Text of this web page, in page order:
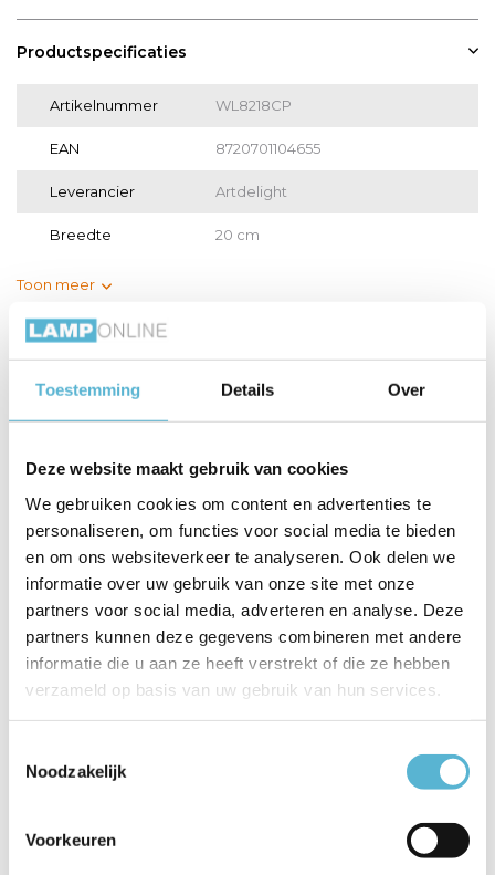
Toestemming Details Over
Deze website maakt gebruik van cookies
We gebruiken cookies om content en advertenties te
personaliseren, om functies voor social media te bieden
en om ons websiteverkeer te analyseren. Ook delen we
informatie over uw gebruik van onze site met onze
partners voor social media, adverteren en analyse. Deze
partners kunnen deze gegevens combineren met andere
informatie die u aan ze heeft verstrekt of die ze hebben
verzameld op basis van uw gebruik van hun services.
Noodzakelijk
Voorkeuren
Productspecificaties
Artikelnummer WL8218CP
EAN 8720701104655
Leverancier Artdelight
Breedte 20 cm
Toon meer
Vergelijk Delen
Gerelateerde artikelen:
LED G9 lamp 4
Watt DIM
€13,95
€9,95
LED G9 lamp 4.5
Watt 3...
€13,95
LED G9 lamp 3
Watt 3 s...
€8,95
Reviews